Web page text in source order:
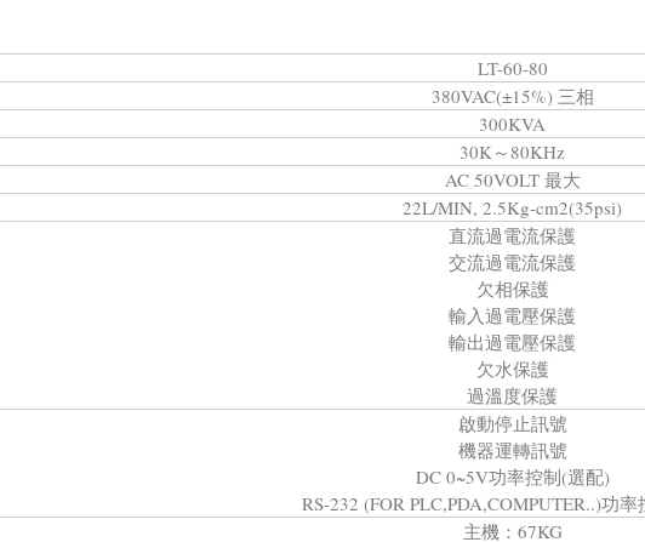
LT-60-80
380VAC(±15%) 三相
300KVA
30K～80KHz
AC 50VOLT 最大
22L/MIN, 2.5Kg-cm2(35psi)
直流過電流保護
交流過電流保護
欠相保護
輸入過電壓保護
輸出過電壓保護
欠水保護
過溫度保護
啟動停止訊號
機器運轉訊號
DC 0~5V功率控制(選配)
RS-232 (FOR PLC,PDA,COMPUTER..)功
主機：67KG